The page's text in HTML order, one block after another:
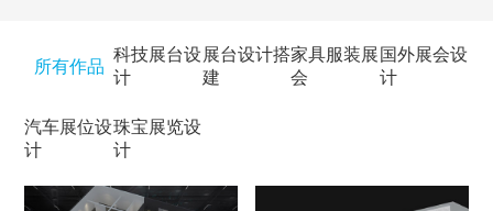
所有作品
科技展台设
计
展台设计搭
建
家具服装展
会
国外展会设
计
汽车展位设
计
珠宝展览设
计